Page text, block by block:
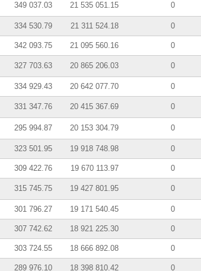
349 037.03 21 535 051.15 0
334 530.79 21 311 524.18 0
342 093.75 21 095 560.16 0
327 703.63 20 865 206.03 0
334 929.43 20 642 077.70 0
331 347.76 20 415 367.69 0
295 994.87 20 153 304.79 0
323 501.95 19 918 748.98 0
309 422.76 19 670 113.97 0
315 745.75 19 427 801.95 0
301 796.27 19 171 540.45 0
307 742.62 18 921 225.30 0
303 724.55 18 666 892.08 0
289 976.10 18 398 810.42 0